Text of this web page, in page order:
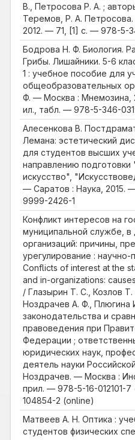
В., Петросова Р. А. ;
Теремов, Р. А.
2012. — 71, [1] c. — 978-5-
Бодрова Н. Ф. Биология.
Грибы. Лишайники. 5-6
1 : учебное пособие для
общеобразовательных
Ф. — Москва : Мнемозина,
ил., табл. — 978-5-346-
Алесенкова В.
Лемана: эстетический
для студентов высших
направлению подготовки
искусство",
— Саратов : Наука, 2015.
9999-2426-1
Конфликт интересов на
муниципальной службе, в
организаций: причины,
урегулирование :
Conflicts of interest at the
and in-organizations:
/ Глазырин Т. С., Козлов
Ноздрачев А. Ф., Плюгина
законодательства и
правоведения при
Федерации ;
юридических наук,
деятель науки
Ноздрачев. — Москва :
прил. — 978-5-16-012101-
104854-2 (online)
Матвеев А. Н. Оптика :
студентов физических